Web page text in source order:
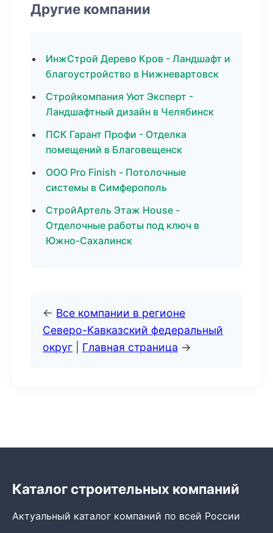
Другие компании
ИнжСтрой Дерево Кров - Ландшафт и
благоустройство в Нижневартовск
Стройкомпания Уют Эксперт -
Ландшафтный дизайн в Челябинск
ПСК Гарант Профи - Отделка
помещений в Благовещенск
ООО Pro Finish - Потолочные
системы в Симферополь
СтройАртель Этаж House -
Отделочные работы под ключ в
Южно-Сахалинск
← Все компании в регионе
Северо-Кавказский федеральный
округ
Главная страница →
Каталог строительных компаний
Актуальный каталог компаний по всей России